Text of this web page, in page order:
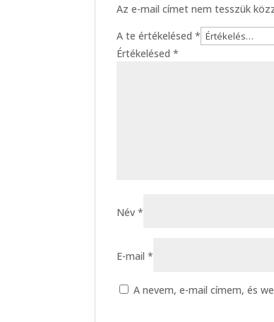
Az e-mail címet nem tesszük
A te értékelésed*
Értékelésed*
Név*
E-mail*
A nevem, e-mail címem, és